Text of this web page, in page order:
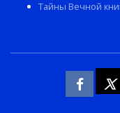
Тайны Вечной